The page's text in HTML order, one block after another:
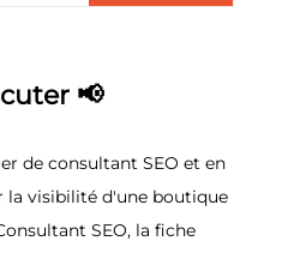
📢
de consultant SEO et en
visibilité d'une boutique
SEO, la fiche